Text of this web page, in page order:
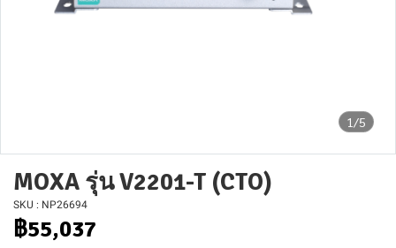
1/5
MOXA รุ่น V2201-T (CTO)
SKU : NP26694
฿55,037